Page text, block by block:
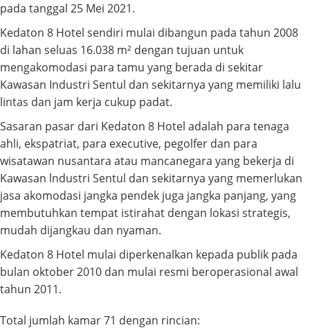
pada tanggal 25 Mei 2021.
Kedaton 8 Hotel sendiri mulai dibangun pada tahun 2008
di lahan seluas 16.038 m² dengan tujuan untuk
mengakomodasi para tamu yang berada di sekitar
Kawasan Industri Sentul dan sekitarnya yang memiliki lalu
lintas dan jam kerja cukup padat.
Sasaran pasar dari Kedaton 8 Hotel adalah para tenaga
ahli, ekspatriat, para executive, pegolfer dan para
wisatawan nusantara atau mancanegara yang bekerja di
Kawasan lndustri Sentul dan sekitarnya yang memerlukan
jasa akomodasi jangka pendek juga jangka panjang, yang
membutuhkan tempat istirahat dengan lokasi strategis,
mudah dijangkau dan nyaman.
Kedaton 8 Hotel mulai diperkenalkan kepada publik pada
bulan oktober 2010 dan mulai resmi beroperasional awal
tahun 2011.
Total jumlah kamar 71 dengan rincian: